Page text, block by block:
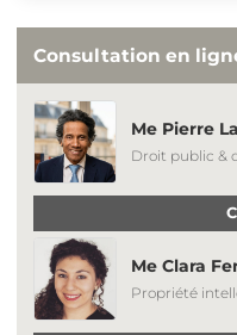
Consultation en
Me Pierre
Droit public &
Me Clara
Propriété